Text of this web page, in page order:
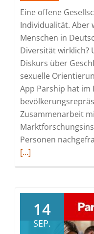
Eine offene
Individualität. Aber
Menschen in
Diversität wirklich?
Diskurs über
sexuelle
App Parship hat im
Zusammenarbeit
Personen
[…]
14
SEP.